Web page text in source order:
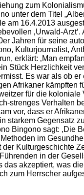
zum
unter dem Titel
am 16.4.2013
‚Urwald-
Jahren für seine
Kulturjournalist,
erklärt: ‚Man
Stück Herzlichkeit
Es war als ob
Afrikaner kämpften
für die koloniale
strenges Verhalten
vor, dass er
starkem Gegensatz
Bingono sagt: ‚Die
im
Kulturgeschichte
in der
das akzeptiert, was
zum Herrscher